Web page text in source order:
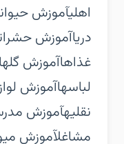
اهلی‏آموزش
دریا‏آموزش
غذاها‏آموزش
لباسها‏آموزش
نقلیه‏آموزش
مشاغل‏آموزش